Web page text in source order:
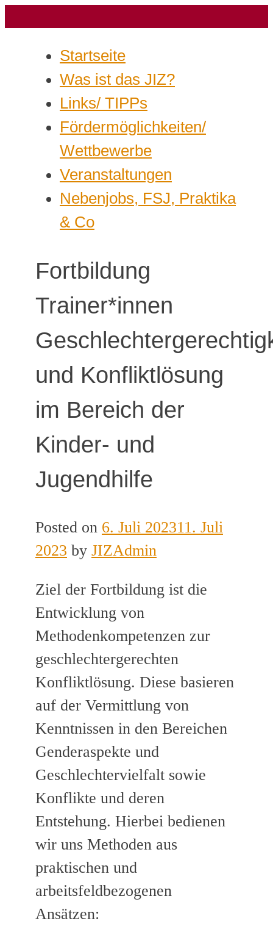
Startseite
Was ist das JIZ?
Links/ TIPPs
Fördermöglichkeiten/
Wettbewerbe
Veranstaltungen
Nebenjobs, FSJ, Praktika
& Co
Fortbildung
Trainer*innen
und Konfliktlösung
im Bereich der
Kinder- und
Jugendhilfe
Posted on 6. Juli 202311. Juli
2023 by JIZAdmin
Ziel der Fortbildung ist die
Entwicklung von
Methodenkompetenzen zur
geschlechtergerechten
Konfliktlösung. Diese basieren
auf der Vermittlung von
Kenntnissen in den Bereichen
Genderaspekte und
Geschlechtervielfalt sowie
Konflikte und deren
Entstehung. Hierbei bedienen
wir uns Methoden aus
praktischen und
arbeitsfeldbezogenen
Ansätzen: